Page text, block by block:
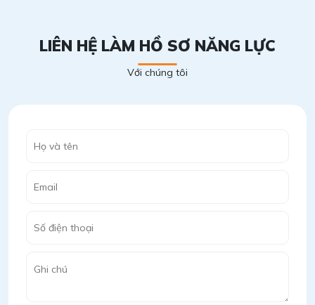
LIÊN HỆ LÀM HỒ SƠ NĂNG LỰC
Với chúng tôi